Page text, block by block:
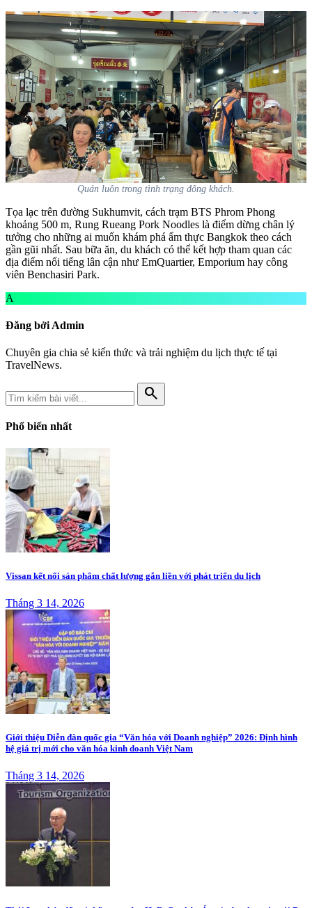
Quán luôn trong tình trạng đông khách.
Tọa lạc trên đường Sukhumvit, cách trạm BTS Phrom Phong
khoảng 500 m, Rung Rueang Pork Noodles là điểm dừng chân lý
tưởng cho những ai muốn khám phá ẩm thực Bangkok theo cách
gần gũi nhất. Sau bữa ăn, du khách có thể kết hợp tham quan các
địa điểm nổi tiếng lân cận như EmQuartier, Emporium hay công
viên Benchasiri Park.
A
Đăng bởi Admin
Chuyên gia chia sẻ kiến thức và trải nghiệm du lịch thực tế tại
TravelNews.
search
Phổ biến nhất
Vissan kết nối sản phẩm chất lượng gắn liền với phát triển du lịch
Tháng 3 14, 2026
Giới thiệu Diễn đàn quốc gia “Văn hóa với Doanh nghiệp” 2026: Định hình
hệ giá trị mới cho văn hóa kinh doanh Việt Nam
Tháng 3 14, 2026